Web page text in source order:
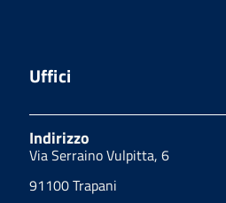
Uffici
Indirizzo
Via Serraino Vulpitta, 6
91100 Trapani